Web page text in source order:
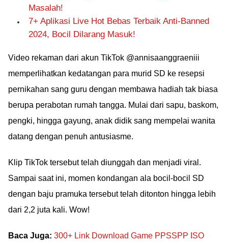
Masalah!
7+ Aplikasi Live Hot Bebas Terbaik Anti-Banned
2024, Bocil Dilarang Masuk!
Video rekaman dari akun TikTok @annisaanggraeniii
memperlihatkan kedatangan para murid SD ke resepsi
pernikahan sang guru dengan membawa hadiah tak biasa
berupa perabotan rumah tangga. Mulai dari sapu, baskom,
pengki, hingga gayung, anak didik sang mempelai wanita
datang dengan penuh antusiasme.
Klip TikTok tersebut telah diunggah dan menjadi viral.
Sampai saat ini, momen kondangan ala bocil-bocil SD
dengan baju pramuka tersebut telah ditonton hingga lebih
dari 2,2 juta kali. Wow!
Baca Juga: 300+ Link Download Game PPSSPP ISO